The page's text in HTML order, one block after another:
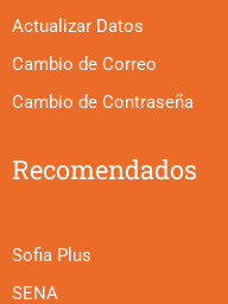
Actualizar Datos
Cambio de Correo
Cambio de Contraseña
Recomendados
Sofia Plus
SENA